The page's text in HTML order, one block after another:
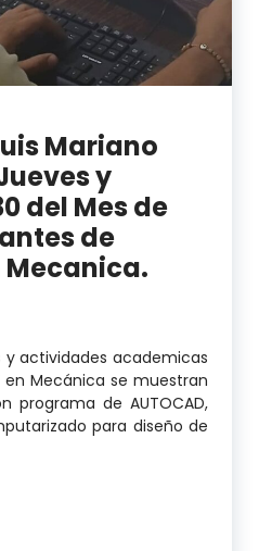
Mariano
y
del Mes de
de
actividades academicas
en Mecánica se muestran
programa de AUTOCAD,
para diseño de
Luis Mariano Rivera